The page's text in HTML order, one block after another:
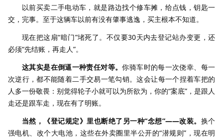
以前买卖二手电动车，就是路边找个修车摊，给点钱，钥匙一
交，完事。至于这辆车以前有没有肇事逃逸，买主根本不知道。
现在把这扇“暗门”堵死了。不仅要30天内去登记站办变更，还
必须“先结账，再走人”。
这其实是在倒逼一种责任对等。你骑车时的每一次侥幸、每一
次逆行，都不能随着二手交易一笔勾销。这会让每一个捏着车把的
人多一份敬畏：别觉得轮子小就可以为所欲为，你的“案底”，是跟人
走还是跟车走，现在有了明账。
当然，《登记规定》里也断绝了另一种“念想”——改装。 换个
强电机、改个大电池，这些在外卖圈里半公开的“潜规则”，现在明